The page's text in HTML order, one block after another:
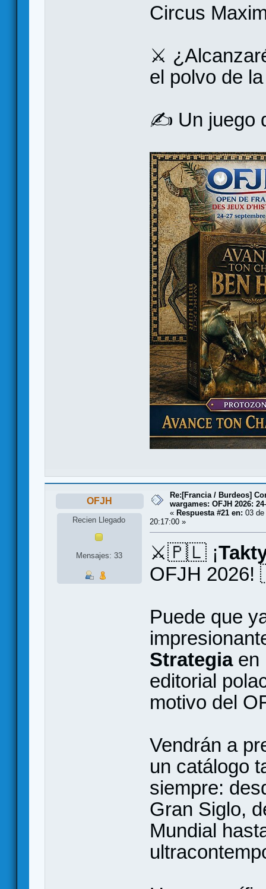
Circus
⚔️
el polvo de
✍️ Un juego
OFJH
Recien Llegado
Mensajes: 33
Re:[Francia / Burdeos]
wargames: OFJH 2026:
« Respuesta #21 en: 03
20:17:00 »
⚔️🇵🇱 ¡
OFJH
Puede que
Strategia en
editorial
motivo del
Vendrán a
un catálogo
siempre:
Gran Siglo,
Mundial